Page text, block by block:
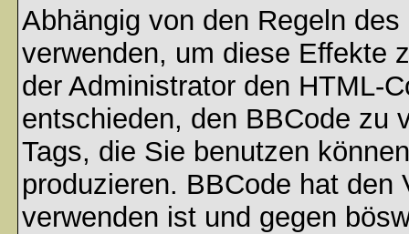
Abhängig von den Regeln
verwenden, um diese Effekte
der Administrator den HTML-
entschieden, den BBCode zu
Tags, die Sie benutzen
produzieren. BBCode hat
verwenden ist und gegen